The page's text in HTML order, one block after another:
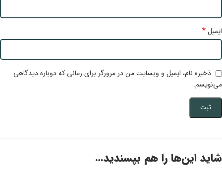
ایمیل*
ذخیره نام، ایمیل و وبسایت من در مرورگر برای زمانی که دوباره دیدگاهی
می‌نویسم.
شاید این‌ها را هم بپسندید…